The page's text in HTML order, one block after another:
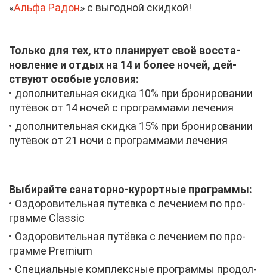
«Аль­фа Ра­дон» с вы­год­ной скид­кой!
Толь­ко для тех, кто пла­ни­ру­ет своё вос­ста­
нов­ле­ние и от­дых на 14 и бо­лее но­чей, дей­
ству­ют осо­бые усло­вия:
до­пол­ни­тель­ная скид­ка 10% при бро­ни­ро­ва­нии
пу­тё­вок от 14 но­чей с про­грам­ма­ми ле­че­ния
до­пол­ни­тель­ная скид­ка 15% при бро­ни­ро­ва­нии
пу­тё­вок от 21 но­чи с про­грам­ма­ми ле­че­ния
Вы­би­рай­те са­на­тор­но-ку­рорт­ные про­грам­мы:
Оздо­ро­ви­тель­ная пу­тёв­ка с ле­че­ни­ем по про­
грам­ме Classic
Оздо­ро­ви­тель­ная пу­тёв­ка с ле­че­ни­ем по про­
грам­ме Premium
Спе­ци­аль­ные ком­плекс­ные про­грам­мы про­дол­